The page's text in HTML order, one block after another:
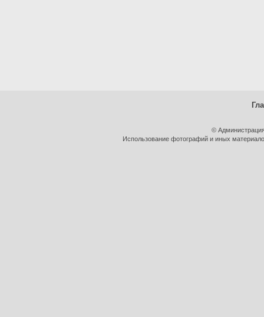
©
Использование фотографий и иных